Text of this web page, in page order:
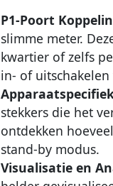
P1-Poort
slimme meter.
kwartier of zelfs
in- of
stekkers die het
ontdekken
stand-by modus.
Visualisatie en